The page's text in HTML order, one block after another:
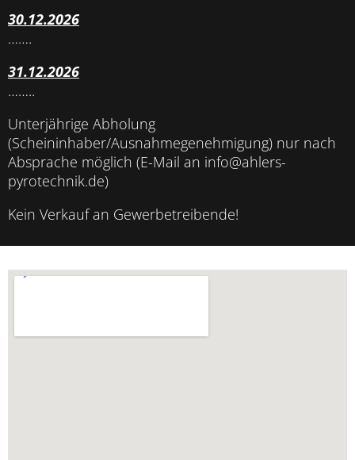
30.12.2026
…….
31.12.2026
……..
Unterjährige Abholung
(Scheininhaber/Ausnahmegenehmigung) nur nach
Absprache möglich (E-Mail an info@ahlers-
pyrotechnik.de)
Kein Verkauf an Gewerbetreibende!